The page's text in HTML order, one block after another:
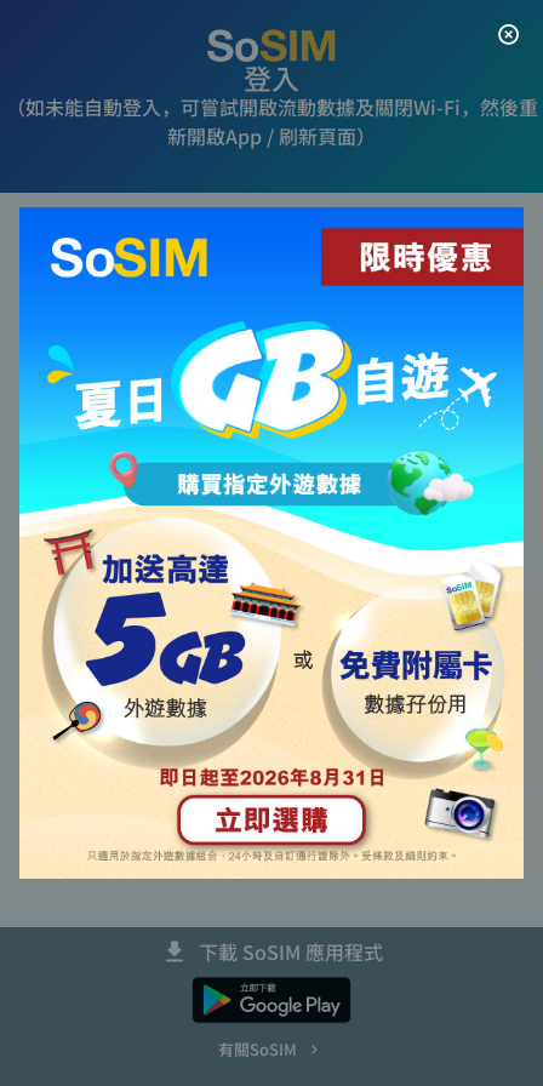
登入
（如未能自動登入，可嘗試開啟流動數據及關閉Wi-Fi，然後重
新開啟App / 刷新頁面）
電話號碼
保持登入
登入
增值其他SoSIM
語言 (Language)
以啟動碼啟用新卡
更換未能啟用新卡
取回已到期主卡號碼
下載 SoSIM 應用程式
有關SoSIM